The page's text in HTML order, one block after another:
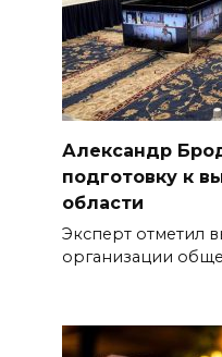
Александр
подготовку к
области
Эксперт отметил
организации